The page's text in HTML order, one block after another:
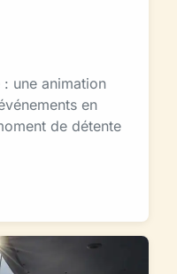
une animation
en
de détente